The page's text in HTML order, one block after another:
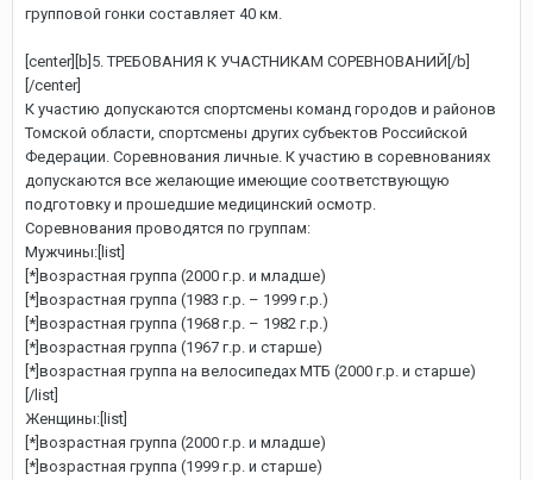
групповой гонки составляет 40 км.
[center][b]5. ТРЕБОВАНИЯ К УЧАСТНИКАМ СОРЕВНОВАНИЙ[/b]
[/center]
К участию допускаются спортсмены команд городов и районов
Томской области, спортсмены других субъектов Российской
Федерации. Соревнования личные. К участию в соревнованиях
допускаются все желающие имеющие соответствующую
подготовку и прошедшие медицинский осмотр.
Соревнования проводятся по группам:
Мужчины:[list]
[*]возрастная группа (2000 г.р. и младше)
[*]возрастная группа (1983 г.р. – 1999 г.р.)
[*]возрастная группа (1968 г.р. – 1982 г.р.)
[*]возрастная группа (1967 г.р. и старше)
[*]возрастная группа на велосипедах МТБ (2000 г.р. и старше)
[/list]
Женщины:[list]
[*]возрастная группа (2000 г.р. и младше)
[*]возрастная группа (1999 г.р. и старше)